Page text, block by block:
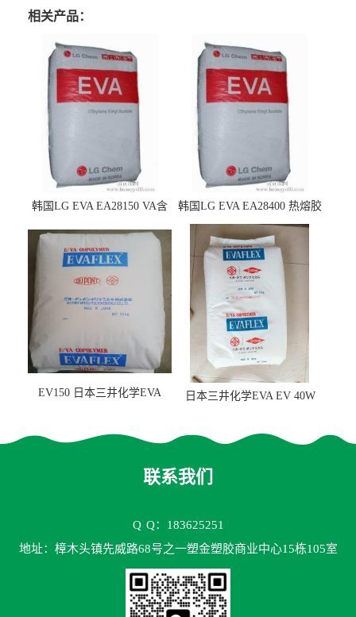
相关产品：
韩国LG EVA EA28150 VA含
韩国LG EVA EA28400 热熔胶
级 VA含量28 熔指400
EV150 日本三井化学EVA
日本三井化学EVA EV 40W
联系我们
Q Q：183625251
地址：樟木头镇先威路68号之一塑金塑胶商业中心15栋105室